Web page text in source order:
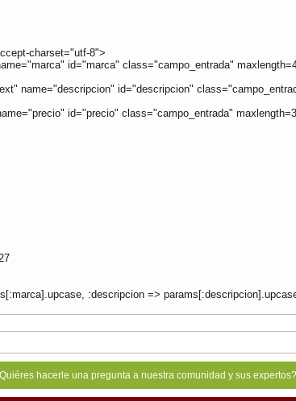
charset="utf-8">
id="marca" class="campo_entrada"
name="descripcion" id="descripcion"
id="precio" class="campo_entrada"
:descripcion =>
hacerle una pregunta a nuestra comunidad y sus expertos?